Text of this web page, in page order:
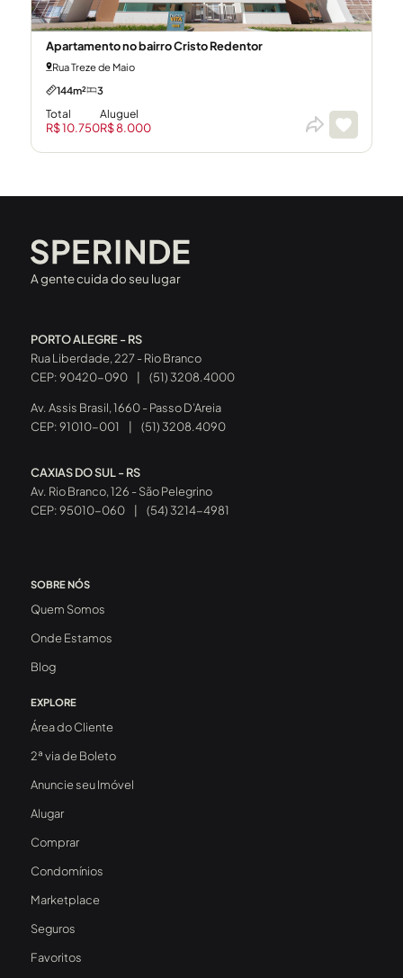
Apartamento no bairro Cristo Redentor
Rua Treze de Maio
144m²
3
Total
R$ 10.750
Aluguel
R$ 8.000
A gente cuida do seu lugar
PORTO ALEGRE - RS
Rua Liberdade, 227 - Rio Branco
CEP: 90420-090
(51) 3208.4000
Av. Assis Brasil, 1660 - Passo D’Areia
CEP: 91010-001
(51) 3208.4090
CAXIAS DO SUL - RS
Av. Rio Branco, 126 - São Pelegrino
CEP: 95010-060
(54) 3214-4981
SOBRE NÓS
Quem Somos
Onde Estamos
Blog
EXPLORE
Área do Cliente
2ª via de Boleto
Anuncie seu Imóvel
Alugar
Comprar
Condomínios
Marketplace
Seguros
Favoritos